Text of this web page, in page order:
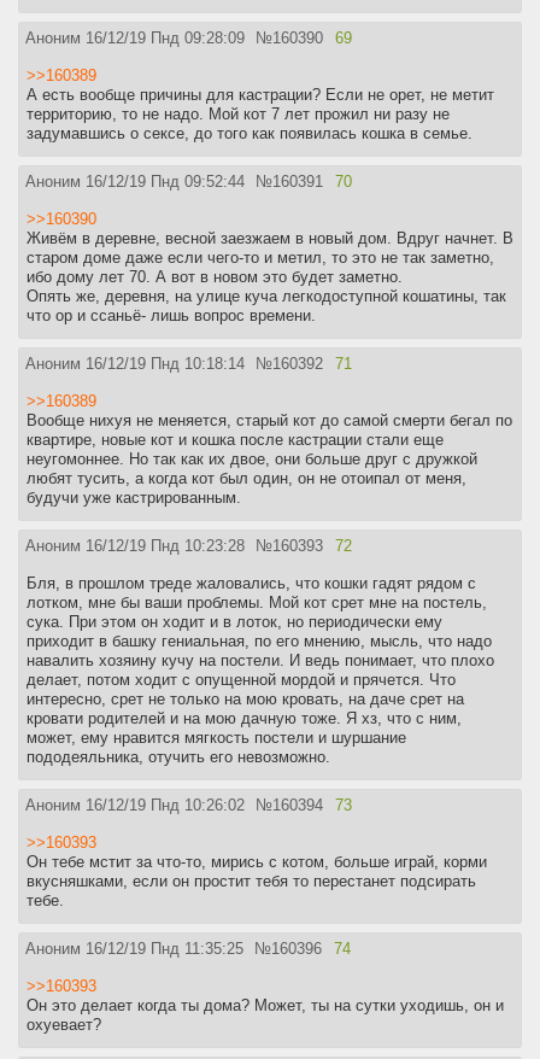
Аноним 16/12/19 Пнд 09:28:09 №160390 69
>>160389
А есть вообще причины для кастрации? Если не орет, не метит
территорию, то не надо. Мой кот 7 лет прожил ни разу не
задумавшись о сексе, до того как появилась кошка в семье.
Аноним 16/12/19 Пнд 09:52:44 №160391 70
>>160390
Живём в деревне, весной заезжаем в новый дом. Вдруг начнет. В
старом доме даже если чего-то и метил, то это не так заметно,
ибо дому лет 70. А вот в новом это будет заметно.
Опять же, деревня, на улице куча легкодоступной кошатины, так
что ор и ссаньё- лишь вопрос времени.
Аноним 16/12/19 Пнд 10:18:14 №160392 71
>>160389
Вообще нихуя не меняется, старый кот до самой смерти бегал по
квартире, новые кот и кошка после кастрации стали еще
неугомоннее. Но так как их двое, они больше друг с дружкой
любят тусить, а когда кот был один, он не отоипал от меня,
будучи уже кастрированным.
Аноним 16/12/19 Пнд 10:23:28 №160393 72
Бля, в прошлом треде жаловались, что кошки гадят рядом с
лотком, мне бы ваши проблемы. Мой кот срет мне на постель,
сука. При этом он ходит и в лоток, но периодически ему
приходит в башку гениальная, по его мнению, мысль, что надо
навалить хозяину кучу на постели. И ведь понимает, что плохо
делает, потом ходит с опущенной мордой и прячется. Что
интересно, срет не только на мою кровать, на даче срет на
кровати родителей и на мою дачную тоже. Я хз, что с ним,
может, ему нравится мягкость постели и шуршание
пододеяльника, отучить его невозможно.
Аноним 16/12/19 Пнд 10:26:02 №160394 73
>>160393
Он тебе мстит за что-то, мирись с котом, больше играй, корми
вкусняшками, если он простит тебя то перестанет подсирать
тебе.
Аноним 16/12/19 Пнд 11:35:25 №160396 74
>>160393
Он это делает когда ты дома? Может, ты на сутки уходишь, он и
охуевает?